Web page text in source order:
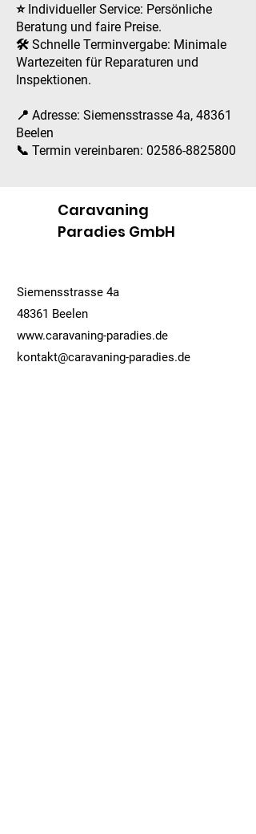
⭐ Individueller Service: Persönliche
Beratung und faire Preise.
🛠 Schnelle Terminvergabe: Minimale
Wartezeiten für Reparaturen und
Inspektionen.
📍 Adresse: Siemensstrasse 4a, 48361
Beelen
📞 Termin vereinbaren: 02586-8825800
Caravaning
Paradies GmbH
Siemensstrasse 4a
48361 Beelen
www.caravaning-paradies.de
kontakt@caravaning-paradies.de